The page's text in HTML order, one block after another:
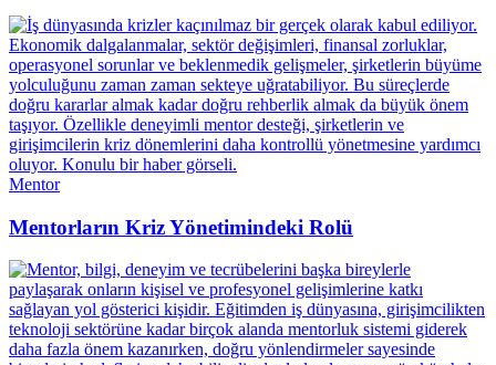
Mentor
Mentorların Kriz Yönetimindeki Rolü